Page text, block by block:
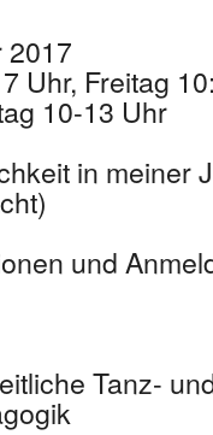
2017
Uhr, Freitag
10-13 Uhr
in meiner
und
Tanz-